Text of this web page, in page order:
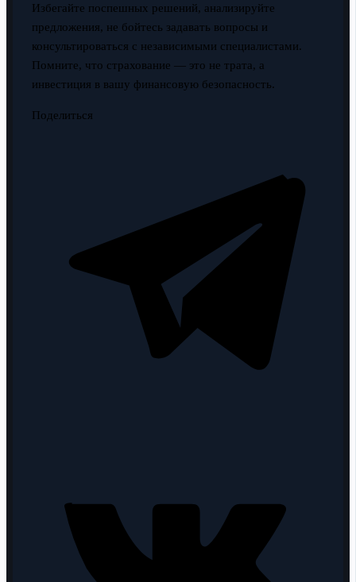
Избегайте поспешных решений, анализируйте
предложения, не бойтесь задавать вопросы и
консультироваться с независимыми специалистами.
Помните, что страхование — это не трата, а
инвестиция в вашу финансовую безопасность.
Поделиться